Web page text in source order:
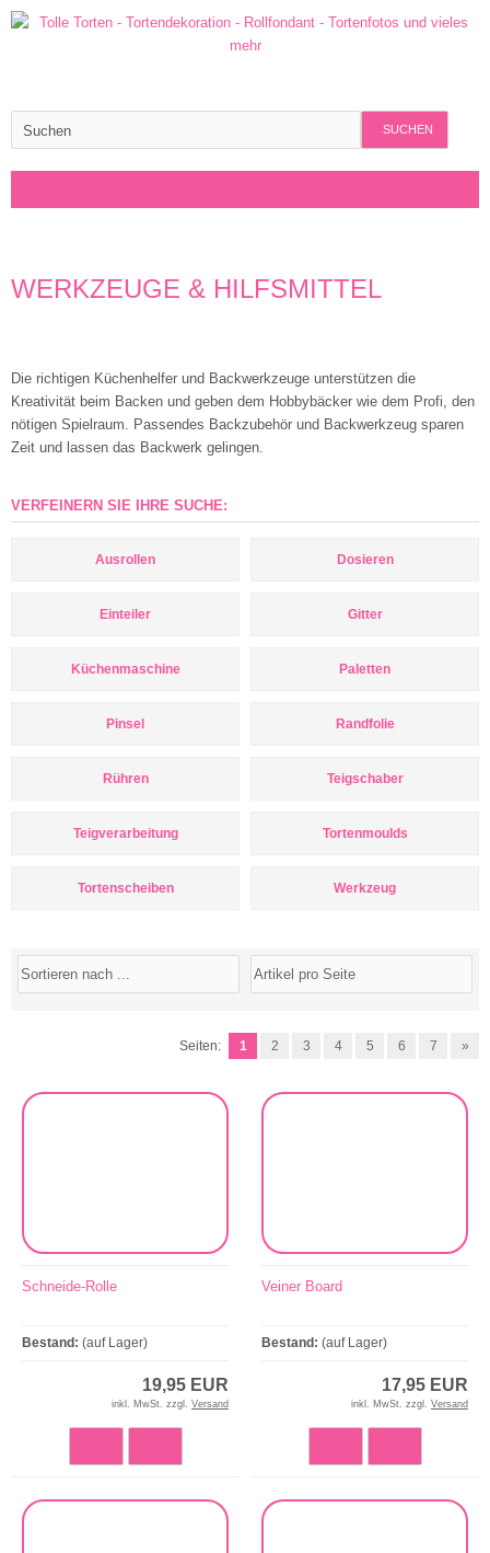
SUCHEN
WERKZEUGE & HILFSMITTEL
Die richtigen Küchenhelfer und Backwerkzeuge unterstützen die
Kreativität beim Backen und geben dem Hobbybäcker wie dem Profi, den
nötigen Spielraum. Passendes Backzubehör und Backwerkzeug sparen
Zeit und lassen das Backwerk gelingen.
VERFEINERN SIE IHRE SUCHE:
Ausrollen Dosieren
Einteiler Gitter
Küchenmaschine Paletten
Pinsel Randfolie
Rühren Teigschaber
Teigverarbeitung Tortenmoulds
Tortenscheiben Werkzeug
Seiten: 1 2 3 4 5 6 7 »
Schneide-Rolle
Bestand: (auf Lager)
19,95 EUR
inkl. MwSt. zzgl. Versand
Veiner Board
Bestand: (auf Lager)
17,95 EUR
inkl. MwSt. zzgl. Versand